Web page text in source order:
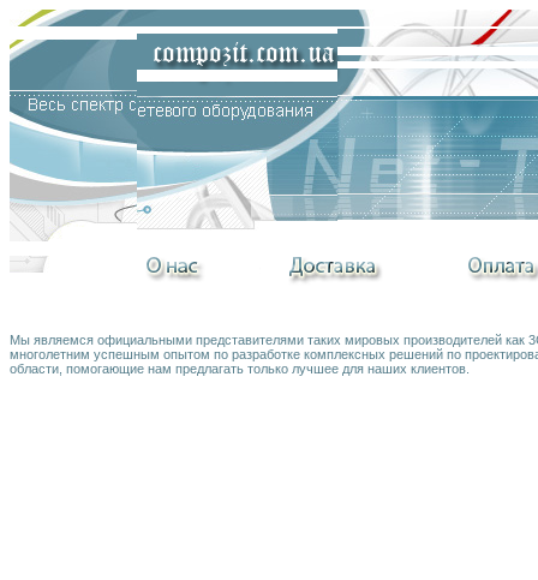
Мы являемся официальными представителями таких мировых производителей как
многолетним успешным опытом по разработке комплексных решений по
области, помогающие нам предлагать только лучшее для наших клиентов.